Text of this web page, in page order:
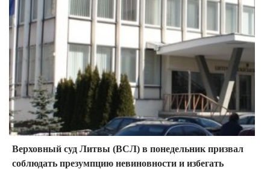
Верховный суд Литвы (ВСЛ) в понедельник призвал
соблюдать презумпцию невиновности и избегать